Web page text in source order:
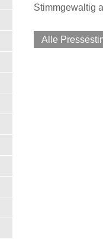
Stimmgewaltig
Alle